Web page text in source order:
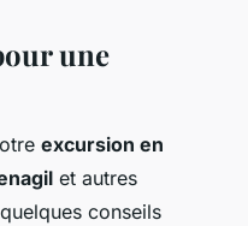
une
excursion en
et autres
conseils